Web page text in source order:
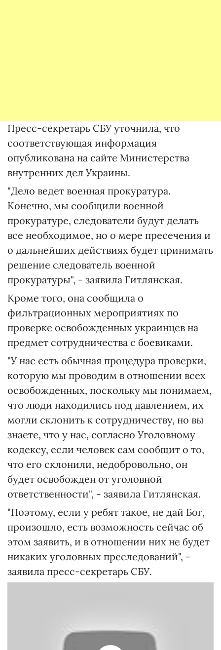
Пресс-секретарь СБУ уточнила, что
соответствующая информация
опубликована на сайте Министерства
внутренних дел Украины.
"Дело ведет военная прокуратура.
Конечно, мы сообщили военной
прокуратуре, следователи будут делать
все необходимое, но о мере пресечения и
о дальнейших действиях будет принимать
решение следователь военной
прокуратуры", - заявила Гитлянская.
Кроме того, она сообщила о
фильтрационных мероприятиях по
проверке освобожденных украинцев на
предмет сотрудничества с боевиками.
"У нас есть обычная процедура проверки,
которую мы проводим в отношении всех
освобожденных, поскольку мы понимаем,
что люди находились под давлением, их
могли склонить к сотрудничеству, но вы
знаете, что у нас, согласно Уголовному
кодексу, если человек сам сообщит о то,
что его склонили, недобровольно, он
будет освобожден от уголовной
ответственности", - заявила Гитлянская.
"Поэтому, если у ребят такое, не дай Бог,
произошло, есть возможность сейчас об
этом заявить, и в отношении них не будет
никаких уголовных преследований", -
заявила пресс-секретарь СБУ.